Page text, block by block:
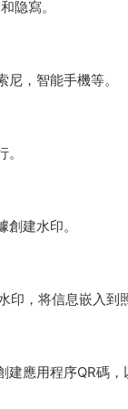
隐寫。
，智能手機等。
建水印。
，将信息嵌入到
應用程序QR碼，